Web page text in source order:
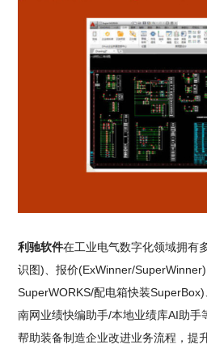
利驰软件在工业电气数字化领域拥有
识图)、报价(ExWinner/
SuperWORKS/配电箱快装
南网业绩快编助手/本地业绩库AI助手
帮助装备制造企业改进业务流程，提